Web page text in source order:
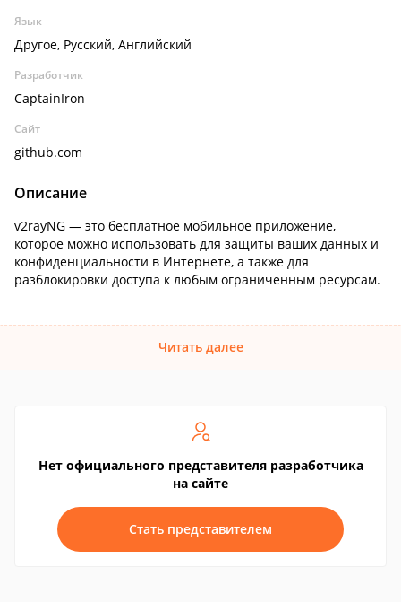
Язык
Другое, Русский, Английский
Разработчик
CaptainIron
Сайт
github.com
Описание
v2rayNG — это бесплатное мобильное приложение,
которое можно использовать для защиты ваших данных и
конфиденциальности в Интернете, а также для
разблокировки доступа к любым ограниченным ресурсам.
Читать далее
Нет официального представителя разработчика
на сайте
Стать представителем